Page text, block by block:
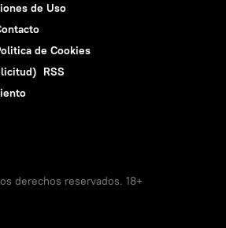
de Uso
de Cookies
RSS
derechos reservados. 18+